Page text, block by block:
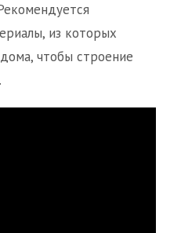
из которых
чтобы строение